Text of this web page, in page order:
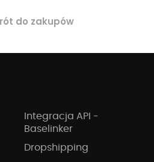
do zakupów
Integracja API -
Baselinker
Dropshipping